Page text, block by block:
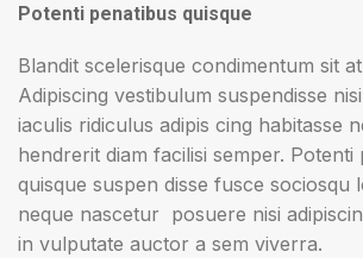
Potenti penatibus quisque
Blandit scelerisque condimentum sit
Adipiscing vestibulum suspendisse
iaculis ridiculus adipis cing habitasse
hendrerit diam facilisi semper. Potenti
quisque suspen disse fusce sociosqu
neque nascetur posuere nisi
in vulputate auctor a sem viverra.